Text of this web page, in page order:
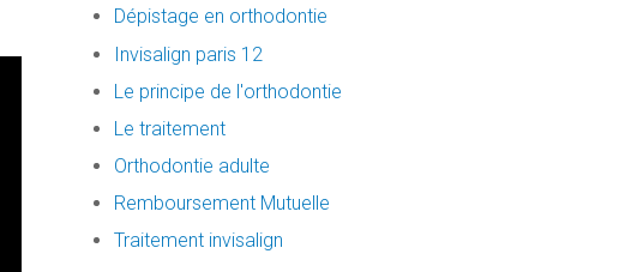
Dépistage en orthodontie
Invisalign paris 12
Le principe de l'orthodontie
Le traitement
Orthodontie adulte
Remboursement Mutuelle
Traitement invisalign